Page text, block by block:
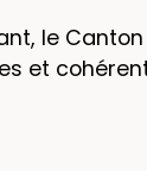
le
et